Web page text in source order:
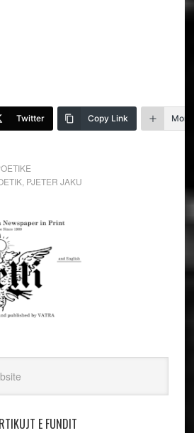
Twitter Copy Link More
, PJETER JAKU
E FUNDIT